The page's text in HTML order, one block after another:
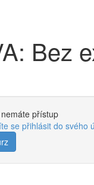
Bez
přístup
se přihlásit do svého